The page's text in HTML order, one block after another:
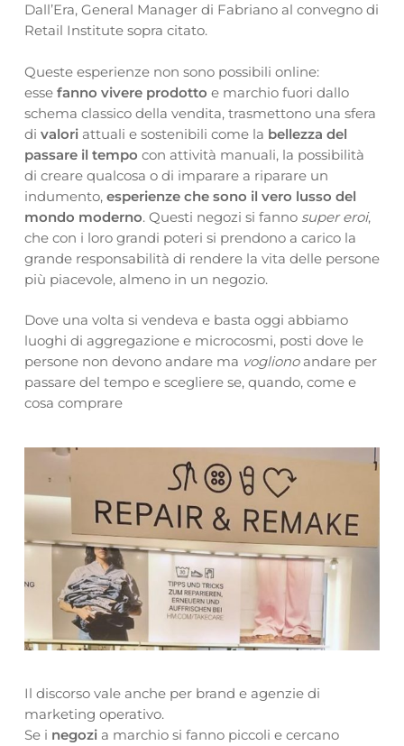
Dall’Era, General Manager di Fabriano al convegno di
Retail Institute sopra citato.
Queste esperienze non sono possibili online:
esse fanno vivere prodotto e marchio fuori dallo
schema classico della vendita, trasmettono una sfera
di valori attuali e sostenibili come la bellezza del
passare il tempo con attività manuali, la possibilità
di creare qualcosa o di imparare a riparare un
indumento, esperienze che sono il vero lusso del
mondo moderno. Questi negozi si fanno super eroi,
che con i loro grandi poteri si prendono a carico la
grande responsabilità di rendere la vita delle persone
più piacevole, almeno in un negozio.
Dove una volta si vendeva e basta oggi abbiamo
luoghi di aggregazione e microcosmi, posti dove le
persone non devono andare ma voglionoandare per
passare del tempo e scegliere se, quando, come e
cosa comprare
Il discorso vale anche per brand e agenzie di
marketing operativo.
Se i negozi a marchio si fanno piccoli e cercano